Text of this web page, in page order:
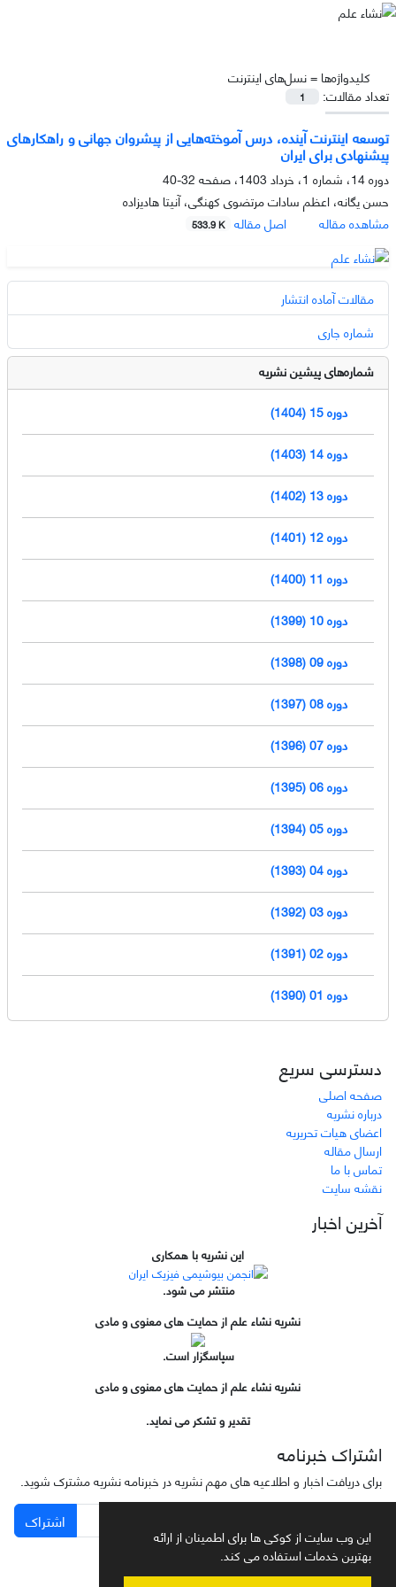
این وب سایت از کوکی ها برای اطمینان از ارائه
بهترین خدمات استفاده می کند.
کلیدواژه‌ها =نسل‌های اینترنت
تعداد مقالات:
1
توسعه اینترنت آینده، درس آموخته‌هایی از پیشروان جهانی و راهکارهای
پیشنهادی برای ایران
دوره 14، شماره 1، خرداد 1403، صفحه
32-40
حسن یگانه، اعظم سادات مرتضوی کهنگی، آنیتا هادیزاده
مشاهده مقاله
اصل مقاله 533.9 K
مقالات آماده انتشار
شماره جاری
شماره‌های پیشین نشریه
دوره 15 (1404)
دوره 14 (1403)
دوره 13 (1402)
دوره 12 (1401)
دوره 11 (1400)
دوره 10 (1399)
دوره 09 (1398)
دوره 08 (1397)
دوره 07 (1396)
دوره 06 (1395)
دوره 05 (1394)
دوره 04 (1393)
دوره 03 (1392)
دوره 02 (1391)
دوره 01 (1390)
دسترسی سریع
صفحه اصلی
درباره نشریه
اعضای هیات تحریریه
ارسال مقاله
تماس با ما
نقشه سایت
آخرین اخبار
این نشریه با همکاری
منتشر می شود.
نشریه نشاء علم از حمایت های معنوی و مادی
سپاسگزار است.
نشریه نشاء علم از حمایت های معنوی و مادی
تقدیر و تشکر می نماید.
اشتراک خبرنامه
برای دریافت اخبار و اطلاعیه های مهم نشریه در خبرنامه نشریه مشترک شوید.
اشتراک